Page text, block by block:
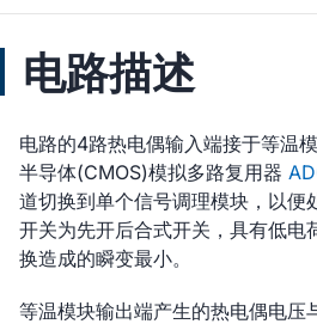
电路描述
电路的4路热电偶输入端接于等温
半导体(CMOS)模拟多路复用器
道切换到单个信号调理模块，以便
开关为先开后合式开关，具有低电
换造成的瞬变最小。
等温模块输出端产生的热电偶电压